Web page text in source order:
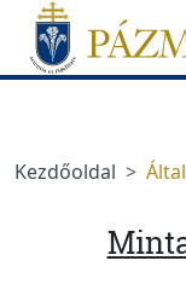
Ugrás a menüre
Ugrás a tartalomra
Kezdőoldal